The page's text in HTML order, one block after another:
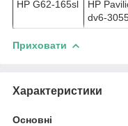
HP G62-165sl
HP
dv6-
Приховати
Характеристики
Основні